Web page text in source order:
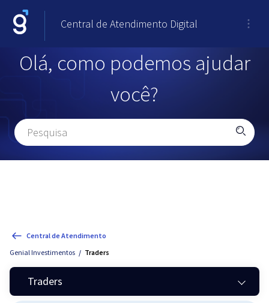
Central de Atendimento Digital
Olá, como podemos ajudar
você?
Central de Atendimento
Genial Investimentos
Traders
Traders